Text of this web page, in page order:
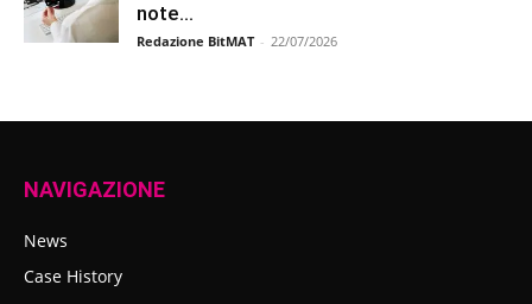
note...
Redazione BitMAT - 22/07/2026
NAVIGAZIONE
News
Case History